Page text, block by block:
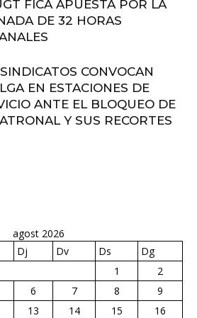
FICA APUESTA POR LA
DE 32 HORAS
CONVOCAN
EN ESTACIONES DE
ANTE EL BLOQUEO DE
Y SUS RECORTES
agost 2026
Dj Dv Ds
Dg
1
2
6 7 8
9
13 14 15
16